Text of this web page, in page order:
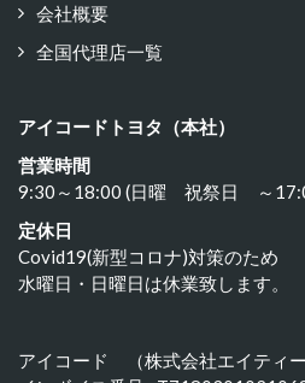
会社概要
全国代理店一覧
アイコードトヨタ（本社）
営業時間
9:30～18:00 (日曜 祝祭日 ～
定休日
Covid19(新型コロナ)対策のため
水曜日・日曜日は休業致します。
アイコード （株式会社エイティー